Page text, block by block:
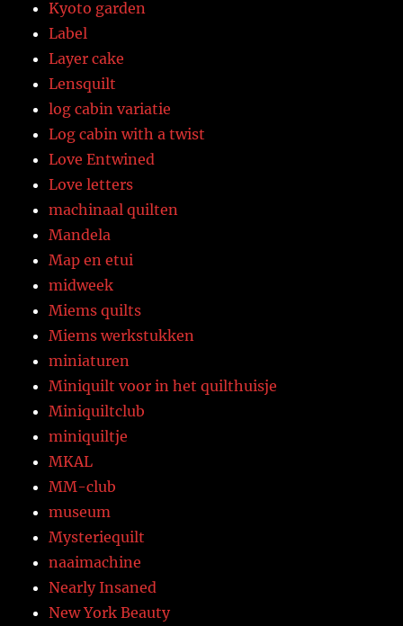
Kyoto garden
Label
Layer cake
Lensquilt
log cabin variatie
Log cabin with a twist
Love Entwined
Love letters
machinaal quilten
Mandela
Map en etui
midweek
Miems quilts
Miems werkstukken
miniaturen
Miniquilt voor in het quilthuisje
Miniquiltclub
miniquiltje
MKAL
MM-club
museum
Mysteriequilt
naaimachine
Nearly Insaned
New York Beauty